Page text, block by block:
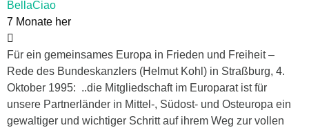
BellaCiao
7 Monate her
Für ein gemeinsames Europa in Frieden und Freiheit –
Rede des Bundeskanzlers (Helmut Kohl) in Straßburg, 4.
Oktober 1995: ..die Mitgliedschaft im Europarat ist für
unsere Partnerländer in Mittel-, Südost- und Osteuropa ein
gewaltiger und wichtiger Schritt auf ihrem Weg zur vollen